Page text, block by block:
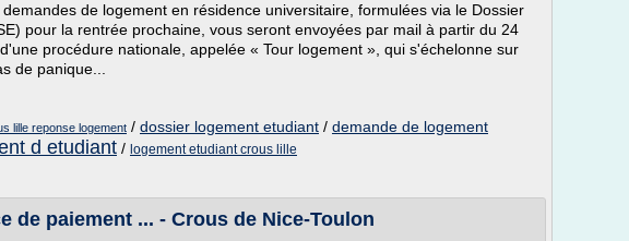
de logement en résidence universitaire, formulées via le Dossier
pour la rentrée prochaine, vous seront envoyées par mail à partir du 24
procédure nationale, appelée « Tour logement », qui s'échelonne sur
de panique...
lille reponse logement / dossier logement etudiant / demande de logement
d etudiant / logement etudiant crous lille
de paiement ... - Crous de Nice-Toulon